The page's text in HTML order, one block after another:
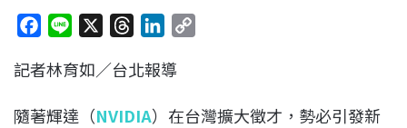
c
b
n
r
a
n
e
L
記者林育如／台北報導
隨著輝達（NVIDIA）在台灣擴大徵才，勢必引發新